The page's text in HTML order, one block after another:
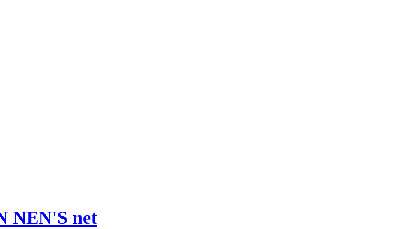
NEN'S net